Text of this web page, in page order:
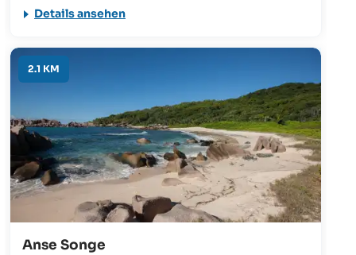
so sehr, dass sogar ein Teil des Films 'Crusoe' (mit
Details ansehen
2.1 KM
Anse Songe